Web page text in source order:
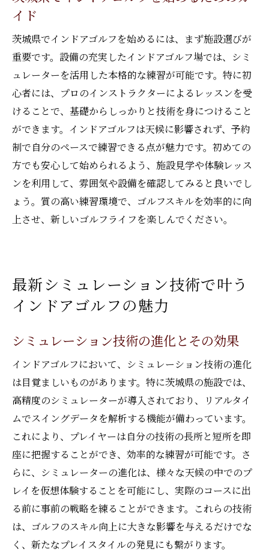
イド
茨城県でインドアゴルフを始めるには、まず施設選びが
重要です。設備の充実したインドアゴルフ場では、シミ
ュレーターを活用した本格的な練習が可能です。特に初
心者には、プロのインストラクターによるレッスンを受
けることで、基礎からしっかりと技術を身につけること
ができます。インドアゴルフは天候に影響されず、予約
制で自分のペースで練習できる点が魅力です。初めての
方でも安心して始められるよう、施設見学や体験レッス
ンを利用して、雰囲気や設備を確認してみると良いでし
ょう。質の高い練習環境で、ゴルフスキルを効率的に向
上させ、新しいゴルフライフを楽しんでください。
最新シミュレーション技術で叶う
インドアゴルフの魅力
シミュレーション技術の進化とその効果
インドアゴルフにおいて、シミュレーション技術の進化
は目覚ましいものがあります。特に茨城県の施設では、
高精度のシミュレーターが導入されており、リアルタイ
ムでスイングデータを解析する機能が備わっています。
これにより、プレイヤーは自分の技術の長所と短所を即
座に把握することができ、効率的な練習が可能です。さ
らに、シミュレーターの進化は、様々な天候の中でのプ
レイを仮想体験することを可能にし、実際のコースに出
る前に事前の戦略を練ることができます。これらの技術
は、ゴルフのスキル向上に大きな影響を与えるだけでな
く、新たなプレイスタイルの発見にも繋がります。